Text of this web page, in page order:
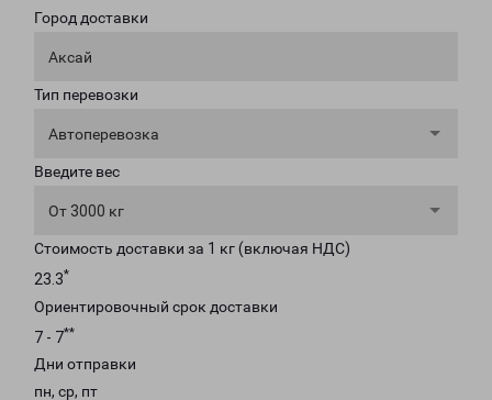
Город доставки
Аксай
Тип перевозки
Автоперевозка
Введите вес
От 3000 кг
Стоимость доставки за 1 кг (включая НДС)
23.3*
Ориентировочный срок доставки
7 - 7**
Дни отправки
пн, ср, пт